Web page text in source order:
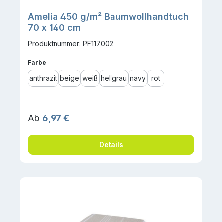
Amelia 450 g/m² Baumwollhandtuch
70 x 140 cm
Produktnummer: PF117002
Farbe
anthrazit beige weiß hellgrau navy rot
Regulärer Preis:
Ab 6,97 €
Details